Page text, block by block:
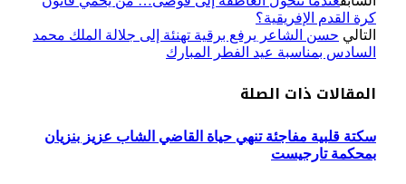
كرة القدم الإفريقية؟
التالي حسن الشاعر يرفع برقية تهنئة إلى جلالة الملك محمد
السادس بمناسبة عيد الفطر المبارك
المقالات ذات الصلة
سكتة قلبية مفاجئة تنهي حياة القاضي الشاب عزيز بنزيان
بمحكمة تارجيست